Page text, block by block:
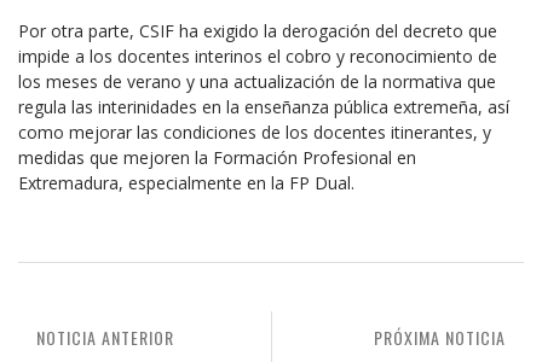
Por otra parte, CSIF ha exigido la derogación del decreto que
impide a los docentes interinos el cobro y reconocimiento de
los meses de verano y una actualización de la normativa que
regula las interinidades en la enseñanza pública extremeña, así
como mejorar las condiciones de los docentes itinerantes, y
medidas que mejoren la Formación Profesional en
Extremadura, especialmente en la FP Dual.
PRÓXIMA NOTICIA
NOTICIA ANTERIOR